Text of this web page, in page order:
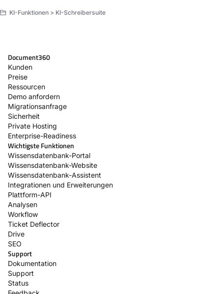
KI-Funktionen > KI-Schreibersuite
Document360
Kunden
Preise
Ressourcen
Demo anfordern
Migrationsanfrage
Sicherheit
Private Hosting
Enterprise-Readiness
Wichtigste Funktionen
Wissensdatenbank-Portal
Wissensdatenbank-Website
Wissensdatenbank-Assistent
Integrationen und Erweiterungen
Plattform-API
Analysen
Workflow
Ticket Deflector
Drive
SEO
Support
Dokumentation
Support
Status